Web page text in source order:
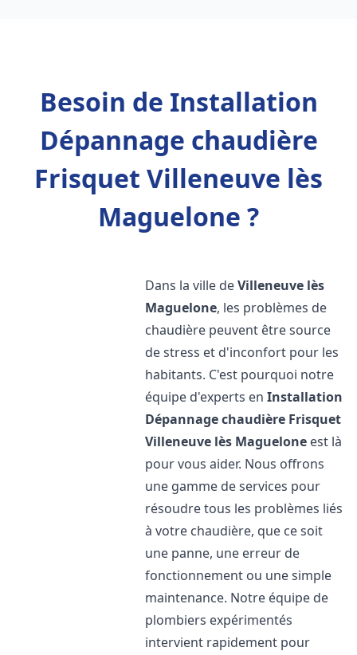
Besoin de Installation
Dépannage chaudière
Frisquet Villeneuve lès
Maguelone ?
Dans la ville deVilleneuve lès
Maguelone, les problèmes de
chaudière peuvent être source
de stress et d'inconfort pour les
habitants. C'est pourquoi notre
équipe d'experts enInstallation
Dépannage chaudière Frisquet
Villeneuve lès Maguelone est là
pour vous aider. Nous offrons
une gamme de services pour
résoudre tous les problèmes liés
à votre chaudière, que ce soit
une panne, une erreur de
fonctionnement ou une simple
maintenance. Notre équipe de
plombiers expérimentés
intervient rapidement pour